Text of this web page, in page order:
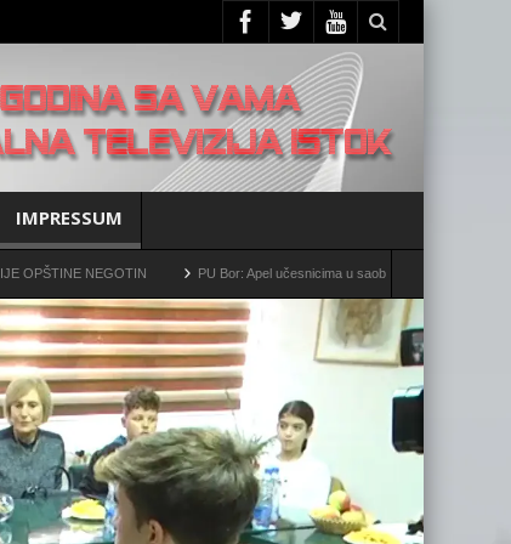
IMPRESSUM
PU Bor: Apel učesnicima u saobraćaju da povećaju oprez!